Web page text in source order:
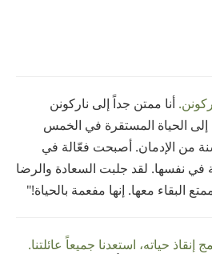
أنا ممتن جداً إلى ناركونن
إلى الحياة المستقرة في الخمس
السابقة، بعد 35 سنة من الإدمان. أصبحت فعّالة في
في نفسها. لقد جلبت السعادة والرضا
البقاء معها. إنها مفعمة بالحياة!"
إنقاذ حياته، استعدنا جميعاً عائلتنا.